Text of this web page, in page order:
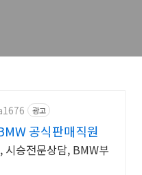
광고
공식판매직원
시승전문상담, BMW부